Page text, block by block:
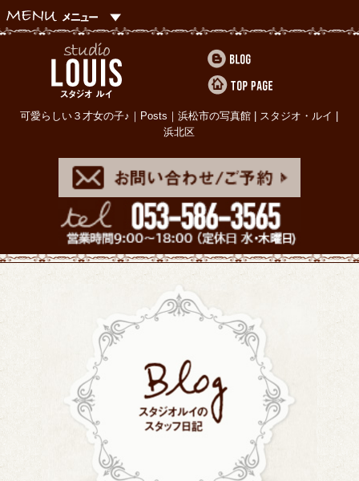
可愛らしい３才女の子♪｜Posts｜浜松市の写真館 | スタジオ・ルイ |
浜北区